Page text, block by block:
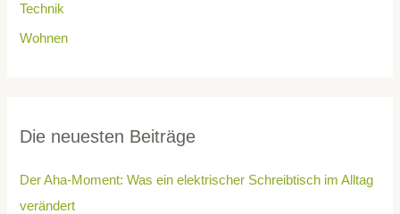
Technik
Wohnen
Die neuesten Beiträge
Der Aha-Moment: Was ein elektrischer Schreibtisch im Alltag
verändert